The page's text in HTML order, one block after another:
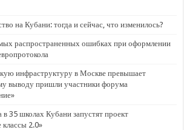
на Кубани: тогда и сейчас, что изменилось?
распространенных ошибках при оформлении
инфраструктуру в Москве превышает
выводу пришли участники форума
в 35 школах Кубани запустят проект
классы 2.0»